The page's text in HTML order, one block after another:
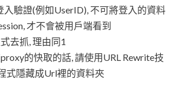
入驗證(例如UserID), 不可將登入的資料
才不會被用戶端看到
去抓, 理由同1
的快取的話, 請使用URL Rewrite技
式隱藏成Url裡的資料夾